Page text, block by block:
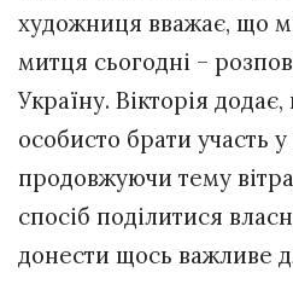
художниця вважає, що
митця сьогодні –
Україну. Вікторія
особисто брати участь
продовжуючи тему
спосіб поділитися
донести щось важливе